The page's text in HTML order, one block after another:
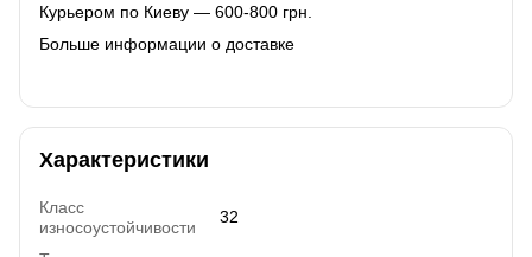
Курьером по Киеву — 600-800 грн.
Больше информации о доставке
Характеристики
Класс
износоустойчивости
32